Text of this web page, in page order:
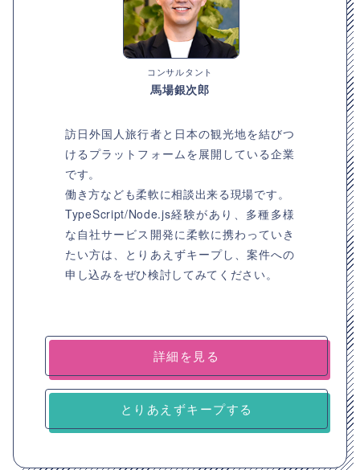
コンサルタント
馬場銀次郎
訪日外国人旅行者と日本の観光地を結びつ
けるプラットフォームを展開している企業
です。
働き方なども柔軟に相談出来る現場です。
TypeScript/Node.js経験があり、多種多様
な自社サービス開発に柔軟に携わっていき
たい方は、とりあえずキープし、案件への
申し込みをぜひ検討してみてください。
詳細を見る
とりあえずキープする